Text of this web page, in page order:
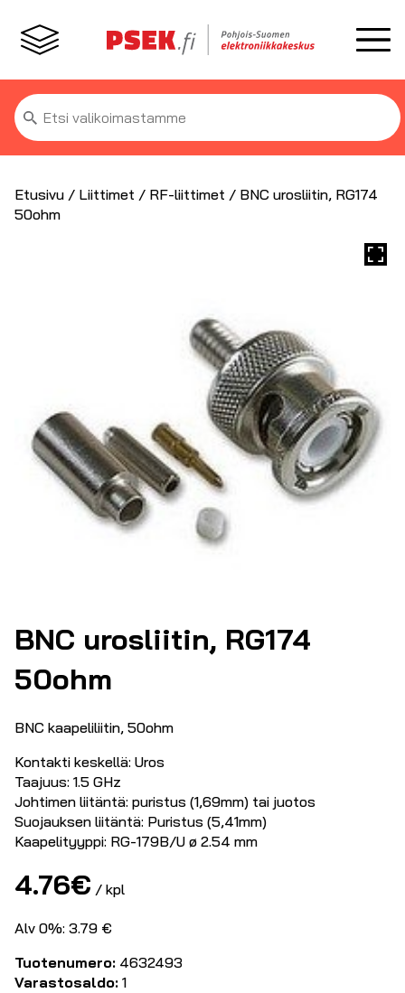
Etsi:
Etusivu / Liittimet / RF-liittimet / BNC urosliitin, RG174
50ohm
BNC urosliitin, RG174
50ohm
BNC kaapeliliitin, 50ohm
Kontakti keskellä: Uros
Taajuus: 1.5 GHz
Johtimen liitäntä: puristus (1,69mm) tai juotos
Suojauksen liitäntä: Puristus (5,41mm)
Kaapelityyppi: RG-179B/U ø 2.54 mm
4.76€ / kpl
Alv 0%: 3.79 €
Tuotenumero: 4632493
Varastosaldo: 1